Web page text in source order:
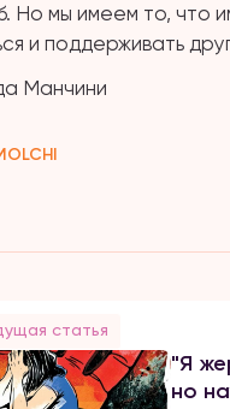
Но мы имеем то, что
и поддерживать
Манчини
статья
"Я
но